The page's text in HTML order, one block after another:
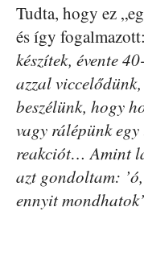
Tudta, hogy ez
és így fogalmazott:
készítek, évente
azzal
beszélünk, hogy
vagy rálépünk
reakciót… Amint
azt gondoltam:
ennyit